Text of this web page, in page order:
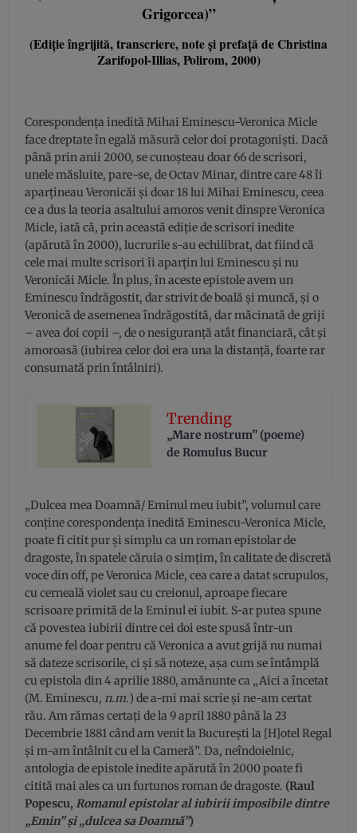
Grigorcea)”
(Ediție îngrijită, transcriere, note și prefață de Christina
Zarifopol-Illias, Polirom, 2000)
Corespondența inedită Mihai Eminescu-Veronica Micle
face dreptate în egală măsură celor doi protagoniști. Dacă
până prin anii 2000, se cunoșteau doar 66 de scrisori,
unele măsluite, pare-se, de Octav Minar, dintre care 48 îi
aparțineau Veronicăi și doar 18 lui Mihai Eminescu, ceea
ce a dus la teoria asaltului amoros venit dinspre Veronica
Micle, iată că, prin această ediție de scrisori inedite
(apărută în 2000), lucrurile s-au echilibrat, dat fiind că
cele mai multe scrisori îi aparțin lui Eminescu și nu
Veronicăi Micle. În plus, în aceste epistole avem un
Eminescu îndrăgostit, dar strivit de boală și muncă, și o
Veronică de asemenea îndrăgostită, dar măcinată de griji
– avea doi copii –, de o nesiguranță atât financiară, cât și
amoroasă (iubirea celor doi era una la distanță, foarte rar
consumată prin întâlniri).
Trending
„Mare nostrum” (poeme)
de Romulus Bucur
„Dulcea mea Doamnă/ Eminul meu iubit”, volumul care
conține corespondența inedită Eminescu-Veronica Micle,
poate fi citit pur și simplu ca un roman epistolar de
dragoste, în spatele căruia o simțim, în calitate de discretă
voce din off, pe Veronica Micle, cea care a datat scrupulos,
cu cerneală violet sau cu creionul, aproape fiecare
scrisoare primită de la Eminul ei iubit. S-ar putea spune
că povestea iubirii dintre cei doi este spusă într-un
anume fel doar pentru că Veronica a avut grijă nu numai
să dateze scrisorile, ci și să noteze, așa cum se întâmplă
cu epistola din 4 aprilie 1880, amănunte ca „Aici a încetat
(M. Eminescu, n.m.) de a-mi mai scrie și ne-am certat
rău. Am rămas certați de la 9 april 1880 până la 23
Decembrie 1881 când am venit la București la [H]otel Regal
și m-am întâlnit cu el la Cameră”. Da, neîndoielnic,
antologia de epistole inedite apărută în 2000 poate fi
citită mai ales ca un furtunos roman de dragoste. (Raul
Popescu,Romanul epistolar al iubirii imposibile dintre
„Emin” și „dulcea sa Doamnă”)